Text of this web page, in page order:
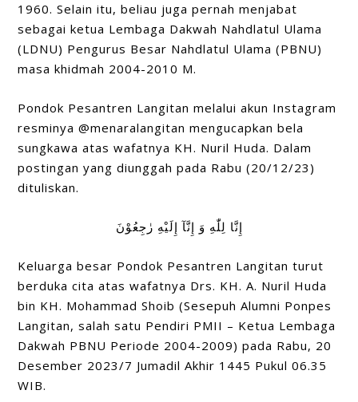
1960. Selain itu, beliau juga pernah menjabat
sebagai ketua Lembaga Dakwah Nahdlatul Ulama
(LDNU) Pengurus Besar Nahdlatul Ulama (PBNU)
masa khidmah 2004-2010 M.
Pondok Pesantren Langitan melalui akun Instagram
resminya @menaralangitan mengucapkan bela
sungkawa atas wafatnya KH. Nuril Huda. Dalam
postingan yang diunggah pada Rabu (20/12/23)
dituliskan.
إِنَّا لِلّٰهِ وَ إِنَّآ إِلَيْهِ رٰجِعُوْنَ
Keluarga besar Pondok Pesantren Langitan turut
berduka cita atas wafatnya Drs. KH. A. Nuril Huda
bin KH. Mohammad Shoib (Sesepuh Alumni Ponpes
Langitan, salah satu Pendiri PMII – Ketua Lembaga
Dakwah PBNU Periode 2004-2009) pada Rabu, 20
Desember 2023/7 Jumadil Akhir 1445 Pukul 06.35
WIB.